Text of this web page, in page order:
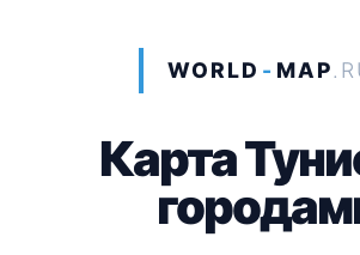
WORLD - MAP
Карта